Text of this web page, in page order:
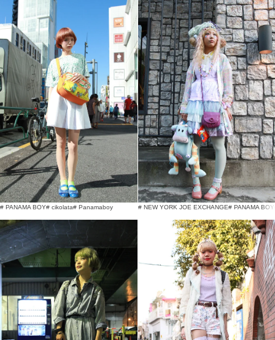
# PANAMA BOY# cikolata# Panamaboy # NEW YORK JOE EXCHANGE# PANAMA BOY